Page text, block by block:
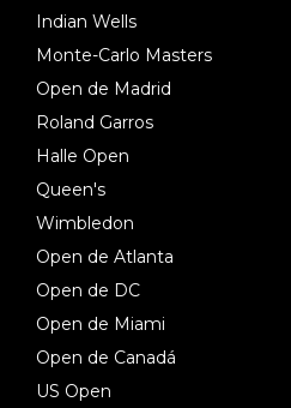
Indian Wells
Monte-Carlo Masters
Open de Madrid
Roland Garros
Halle Open
Queen's
Wimbledon
Open de Atlanta
Open de DC
Open de Miami
Open de Canadá
US Open